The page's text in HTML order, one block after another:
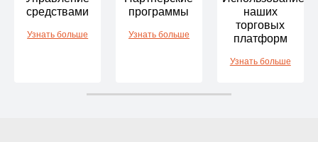
В течение 24 рабочих часов.
USD
средствами
Узнать больше
программы
Узнать больше
наших
торговых
платформ
Узнать больше